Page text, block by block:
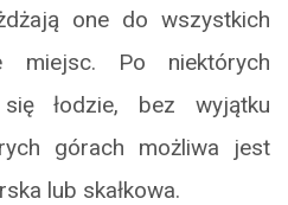
one do wszystkich
miejsc. Po niektórych
łodzie, bez wyjątku
górach możliwa jest
lub skałkowa.